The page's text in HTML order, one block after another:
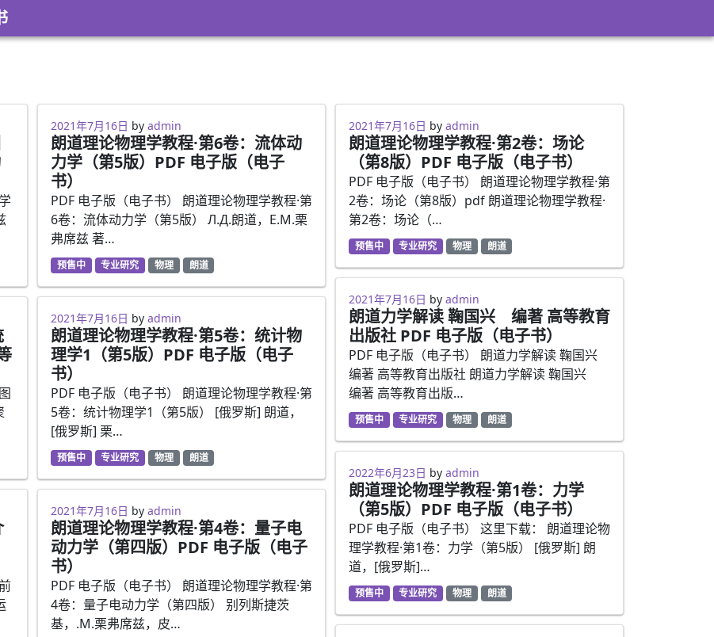
2021年7月16日
2021年7月16日 by admin
朗道理论物理学教程·第6卷：流体动
力学（第5版）PDF 电子版（电子
书）
PDF 电子版（电子书） 朗道理论物理学教程·第
6卷：流体动力学（第5版） Л.Д.朗道，Е.М.栗
弗席兹 著…
预售中 专业研究 物理 朗道
2021年7月16日
2021年7月16日 by admin
朗道理论物理学教程·第5卷：统计物
理学1（第5版）PDF 电子版（电子
书）
PDF 电子版（电子书） 朗道理论物理学教程·第
5卷：统计物理学1（第5版） [俄罗斯] 朗道，
[俄罗斯] 栗…
预售中 专业研究 物理 朗道
2021年7月16日
2021年7月16日 by admin
朗道理论物理学教程·第4卷：量子电
动力学（第四版）PDF 电子版（电子
书）
PDF 电子版（电子书） 朗道理论物理学教程·第
4卷：量子电动力学（第四版） 别列斯捷茨
基，.M.栗弗席兹，皮…
2021年7月16日
2021年7月16日 by admin
朗道理论物理学教程·第2卷：场论
（第8版）PDF 电子版（电子书）
PDF 电子版（电子书） 朗道理论物理学教程·第
2卷：场论（第8版）pdf 朗道理论物理学教程·
第2卷：场论（…
预售中 专业研究 物理 朗道
2021年7月16日
2021年7月16日 by admin
朗道力学解读 鞠国兴 编著 高等教育
出版社 PDF 电子版（电子书）
PDF 电子版（电子书） 朗道力学解读 鞠国兴
编著 高等教育出版社 朗道力学解读 鞠国兴
编著 高等教育出版…
预售中 专业研究 物理 朗道
2021年7月16日
2022年6月23日 by admin
朗道理论物理学教程·第1卷：力学
（第5版）PDF 电子版（电子书）
PDF 电子版（电子书） 这里下载： 朗道理论物
理学教程·第1卷：力学（第5版） [俄罗斯] 朗
道，[俄罗斯]…
预售中 专业研究 物理 朗道